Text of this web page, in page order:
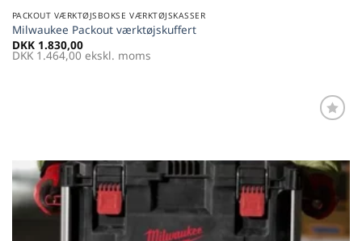
PACKOUT VÆRKTØJSBOKSE VÆRKTØJSKASSER
Milwaukee Packout værktøjskuffert
DKK 1.830,00
DKK 1.464,00 ekskl. moms